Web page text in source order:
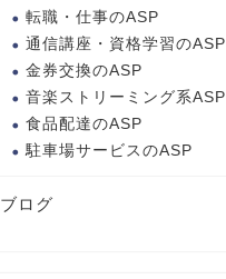
転職・仕事のASP
通信講座・資格学習のASP
金券交換のASP
音楽ストリーミング系ASP
食品配達のASP
駐車場サービスのASP
ブログ